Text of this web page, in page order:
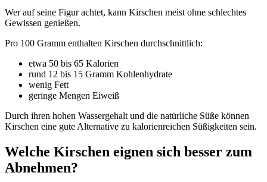
Wer auf seine Figur achtet, kann Kirschen meist ohne schlechtes
Gewissen genießen.
Pro 100 Gramm enthalten Kirschen durchschnittlich:
etwa 50 bis 65 Kalorien
rund 12 bis 15 Gramm Kohlenhydrate
wenig Fett
geringe Mengen Eiweiß
Durch ihren hohen Wassergehalt und die natürliche Süße können
Kirschen eine gute Alternative zu kalorienreichen Süßigkeiten sein.
Welche Kirschen eignen sich besser zum
Abnehmen?